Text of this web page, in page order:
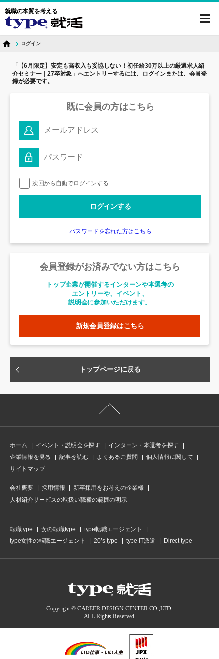
就職の本質を考える
ログイン
「【6月限定】安定も高収入も妥協しない！初任給30万以上の厳選求人紹
介セミナー｜27卒対象」へエントリーするには、ログインまたは、会員登
録が必要です。
既に会員の方はこちら
次回から自動でログインする
パスワードを忘れた方はこちら
会員登録がお済みでない方はこちら
トップ企業が開催するインターンや本選考の
エントリーや、イベント、
説明会に参加いただけます。
新規会員登録はこちら
トップページに戻る
ホーム イベント・説明会を探す
インターン・本選考を探す
企業情報を見る
記事を読む よくあるご質問
個人情報に関して
サイトマップ
会社概要 採用情報
新卒採用をお考えの企業様
人材紹介サービスの取扱い職種の範囲の明示
転職type 女の転職type
type転職エージェント
type女性の転職エージェント
20’s type type IT派遣 Direct type
Copyright © CAREER DESIGN CENTER CO.,LTD.
ALL Rights Reserved.